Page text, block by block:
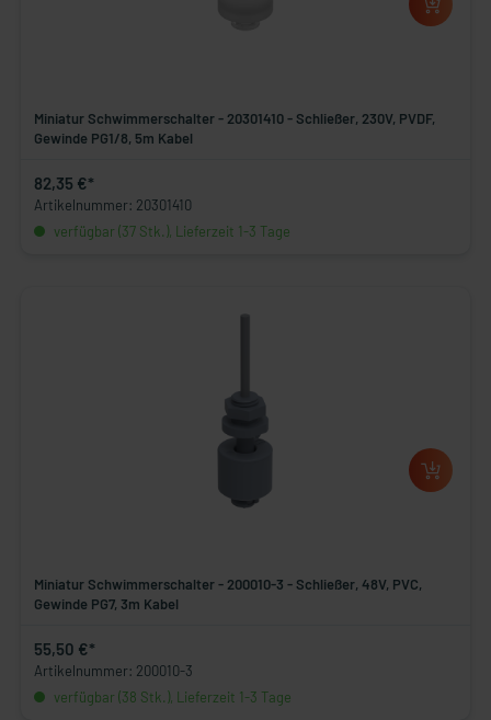
Miniatur Schwimmerschalter - 20301410 - Schließer, 230V, PVDF,
Gewinde PG1/8, 5m Kabel
82,35 €*
Artikelnummer: 20301410
verfügbar (37 Stk.), Lieferzeit 1-3 Tage
Miniatur Schwimmerschalter - 200010-3 - Schließer, 48V, PVC,
Gewinde PG7, 3m Kabel
55,50 €*
Artikelnummer: 200010-3
verfügbar (38 Stk.), Lieferzeit 1-3 Tage